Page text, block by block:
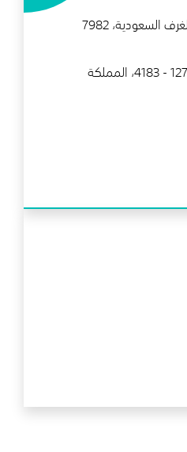
الدور الثامن، مبنى اتحاد الغرف السعودية، 7982
حي المؤتمرات، الرياض 12711 - 4183، المملكة